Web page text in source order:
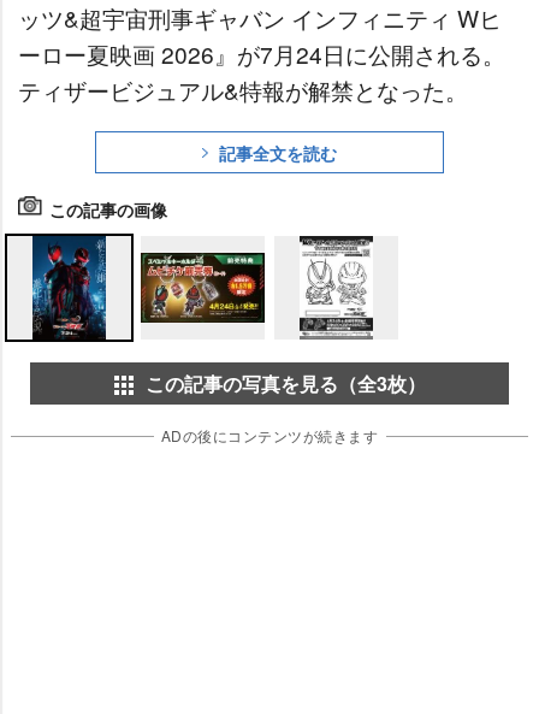
ッツ&超宇宙刑事ギャバン インフィニティ Wヒ
ーロー夏映画 2026』が7月24日に公開される。
ティザービジュアル&特報が解禁となった。
記事全文を読む
この記事の画像
この記事の写真を見る（全3枚）
ADの後にコンテンツが続きます